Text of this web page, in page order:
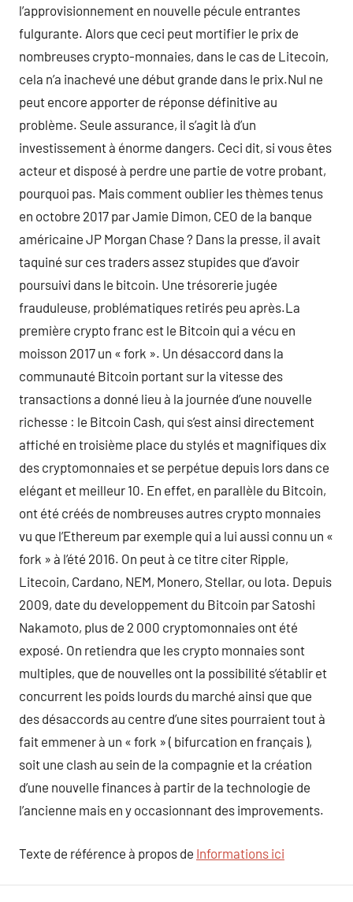
l’approvisionnement en nouvelle pécule entrantes
fulgurante. Alors que ceci peut mortifier le prix de
nombreuses crypto-monnaies, dans le cas de Litecoin,
cela n’a inachevé une début grande dans le prix.Nul ne
peut encore apporter de réponse définitive au
problème. Seule assurance, il s’agit là d’un
investissement à énorme dangers. Ceci dit, si vous êtes
acteur et disposé à perdre une partie de votre probant,
pourquoi pas. Mais comment oublier les thèmes tenus
en octobre 2017 par Jamie Dimon, CEO de la banque
américaine JP Morgan Chase ? Dans la presse, il avait
taquiné sur ces traders assez stupides que d’avoir
poursuivi dans le bitcoin. Une trésorerie jugée
frauduleuse, problématiques retirés peu après.La
première crypto franc est le Bitcoin qui a vécu en
moisson 2017 un « fork ». Un désaccord dans la
communauté Bitcoin portant sur la vitesse des
transactions a donné lieu à la journée d’une nouvelle
richesse : le Bitcoin Cash, qui s’est ainsi directement
affiché en troisième place du stylés et magnifiques dix
des cryptomonnaies et se perpétue depuis lors dans ce
elégant et meilleur 10. En effet, en parallèle du Bitcoin,
ont été créés de nombreuses autres crypto monnaies
vu que l’Ethereum par exemple qui a lui aussi connu un «
fork » à l’été 2016. On peut à ce titre citer Ripple,
Litecoin, Cardano, NEM, Monero, Stellar, ou Iota. Depuis
2009, date du developpement du Bitcoin par Satoshi
Nakamoto, plus de 2 000 cryptomonnaies ont été
exposé. On retiendra que les crypto monnaies sont
multiples, que de nouvelles ont la possibilité s’établir et
concurrent les poids lourds du marché ainsi que que
des désaccords au centre d’une sites pourraient tout à
fait emmener à un « fork » ( bifurcation en français ),
soit une clash au sein de la compagnie et la création
d’une nouvelle finances à partir de la technologie de
l’ancienne mais en y occasionnant des improvements.
Texte de référence à propos de Informations ici